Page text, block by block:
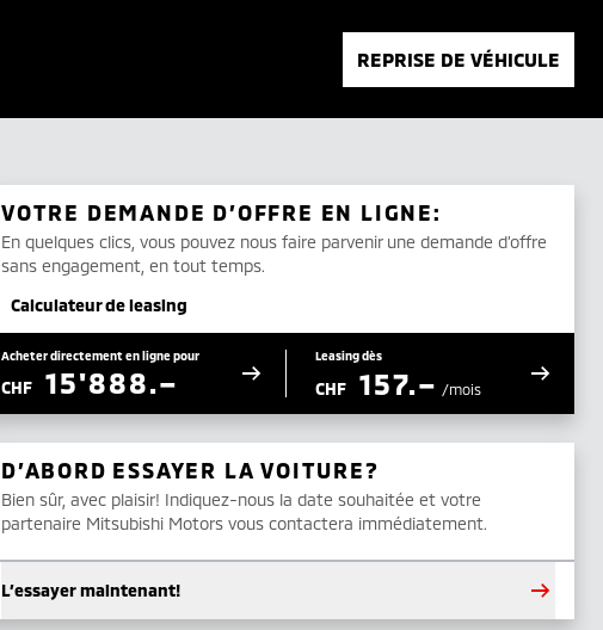
REPRISE DE VÉHICULE
VOTRE DEMANDE D’OFFRE EN LIGNE:
En quelques clics, vous pouvez nous faire parvenir une demande d’offre
sans engagement, en tout temps.
Calculateur de leasing
Acheter directement en ligne pour
CHF 15'888.–
Leasing dès
CHF 157.– /mois
D’ABORD ESSAYER LA VOITURE?
Bien sûr, avec plaisir! Indiquez-nous la date souhaitée et votre
partenaire Mitsubishi Motors vous contactera immédiatement.
L’essayer maintenant!